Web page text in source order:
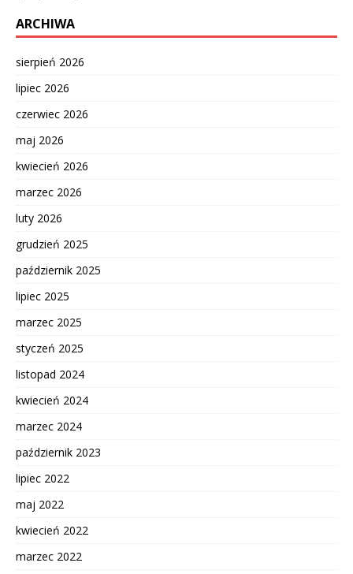
ARCHIWA
sierpień 2026
lipiec 2026
czerwiec 2026
maj 2026
kwiecień 2026
marzec 2026
luty 2026
grudzień 2025
październik 2025
lipiec 2025
marzec 2025
styczeń 2025
listopad 2024
kwiecień 2024
marzec 2024
październik 2023
lipiec 2022
maj 2022
kwiecień 2022
marzec 2022